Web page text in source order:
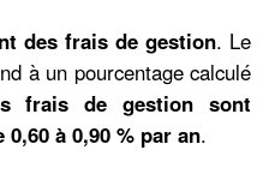
des frais de gestion. Le
à un pourcentage calculé
frais de gestion sont
à 0,90 % par an.